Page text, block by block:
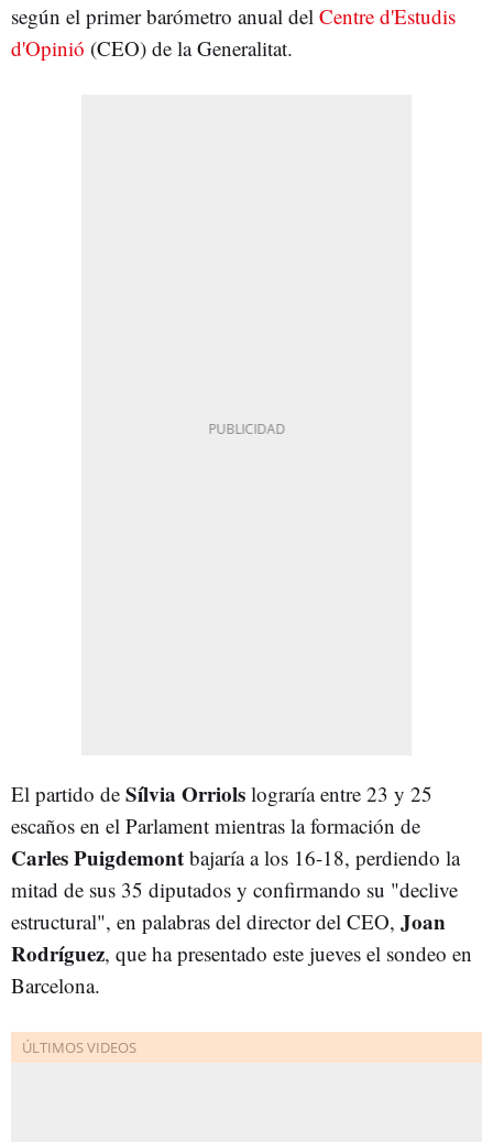
según el primer barómetro anual del Centre d'Estudis
d'Opinió (CEO) de la Generalitat.
El partido de Sílvia Orriols lograría entre 23 y 25
escaños en el Parlament mientras la formación de
Carles Puigdemont bajaría a los 16-18, perdiendo la
mitad de sus 35 diputados y confirmando su "declive
estructural", en palabras del director del CEO, Joan
Rodríguez, que ha presentado este jueves el sondeo en
Barcelona.